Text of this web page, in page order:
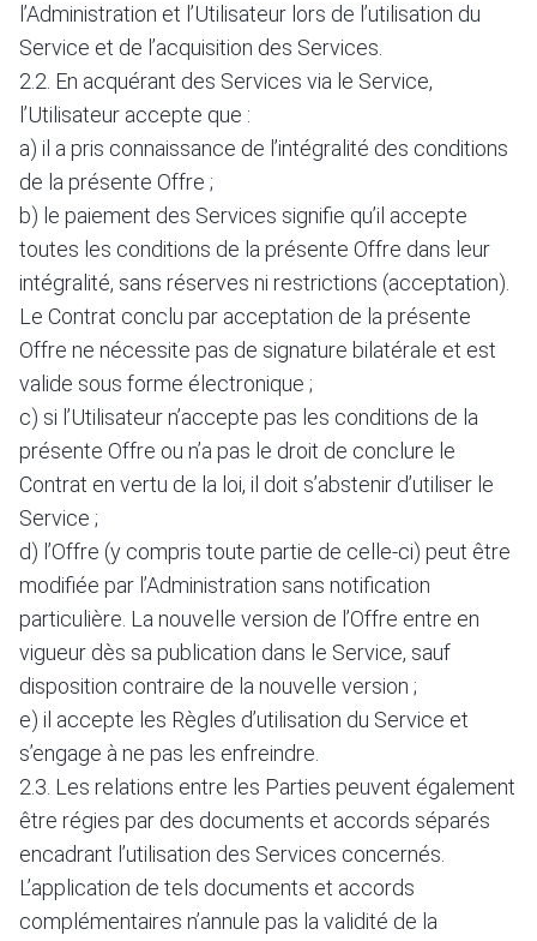
l’Administration et l’Utilisateur lors de l’utilisation du
Service et de l’acquisition des Services.
2.2. En acquérant des Services via le Service,
l’Utilisateur accepte que :
a) il a pris connaissance de l’intégralité des conditions
de la présente Offre ;
b) le paiement des Services signifie qu’il accepte
toutes les conditions de la présente Offre dans leur
intégralité, sans réserves ni restrictions (acceptation).
Le Contrat conclu par acceptation de la présente
Offre ne nécessite pas de signature bilatérale et est
valide sous forme électronique ;
c) si l’Utilisateur n’accepte pas les conditions de la
présente Offre ou n’a pas le droit de conclure le
Contrat en vertu de la loi, il doit s’abstenir d’utiliser le
Service ;
d) l’Offre (y compris toute partie de celle-ci) peut être
modifiée par l’Administration sans notification
particulière. La nouvelle version de l’Offre entre en
vigueur dès sa publication dans le Service, sauf
disposition contraire de la nouvelle version ;
e) il accepte les Règles d’utilisation du Service et
s’engage à ne pas les enfreindre.
2.3. Les relations entre les Parties peuvent également
être régies par des documents et accords séparés
encadrant l’utilisation des Services concernés.
L’application de tels documents et accords
complémentaires n’annule pas la validité de la